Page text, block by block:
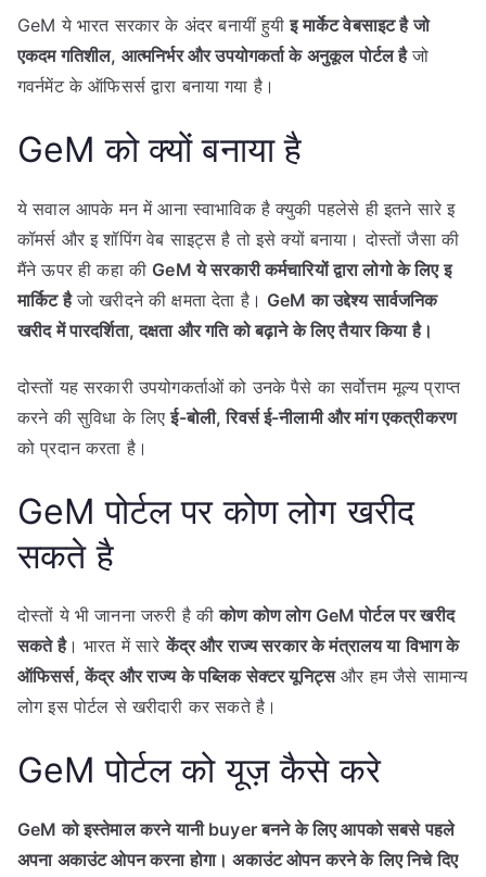
GeM ये भारत सरकार के अंदर बनायीं हुयीइ मार्केट वेबसाइट है जो
एकदम गतिशील, आत्मनिर्भर और उपयोगकर्ता के अनुकूल पोर्टल हैजो
गवर्नमेंट के ऑफिसर्स द्वारा बनाया गया है।
GeM को क्यों बनाया है
ये सवाल आपके मन में आना स्वाभाविक है क्युकी पहलेसे ही इतने सारे इ
कॉमर्स और इ शॉपिंग वेब साइट्स है तो इसे क्यों बनाया। दोस्तों जैसा की
मैंने ऊपर ही कहा की GeM ये सरकारी कर्मचारियों द्वारा लोगो के लिए इ
मार्किट हैजो खरीदने की क्षमता देता है। GeM का उद्देश्य सार्वजनिक
खरीद में पारदर्शिता, दक्षता और गति को बढ़ाने के लिए तैयार किया है।
दोस्तों यह सरकारी उपयोगकर्ताओं को उनके पैसे का सर्वोत्तम मूल्य प्राप्त
करने की सुविधा के लिएई-बोली, रिवर्स ई-नीलामी और मांग एकत्रीकरण
को प्रदान करता है।
GeM पोर्टल पर कोण लोग खरीद
सकते है
दोस्तों ये भी जानना जरुरी है कीकोण कोण लोग GeM पोर्टल पर खरीद
सकते है। भारत में सारेकेंद्र और राज्य सरकार के मंत्रालय या विभाग के
ऑफिसर्स, केंद्र और राज्य के पब्लिक सेक्टर यूनिट्सऔर हम जैसे सामान्य
लोग इस पोर्टल से खरीदारी कर सकते है।
GeM पोर्टल को यूज़ कैसे करे
GeM को इस्तेमाल करने यानी buyer बनने के लिए आपको सबसे पहले
अपना अकाउंट ओपन करना होगा। अकाउंट ओपन करने के लिए निचे दिए